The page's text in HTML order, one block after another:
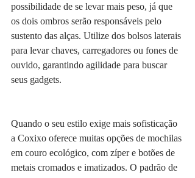
possibilidade de se levar mais peso, já que
os dois ombros serão responsáveis pelo
sustento das alças. Utilize dos bolsos laterais
para levar chaves, carregadores ou fones de
ouvido, garantindo agilidade para buscar
seus gadgets.
Quando o seu estilo exige mais sofisticação
a Coxixo oferece muitas opções de mochilas
em couro ecológico, com zíper e botões de
metais cromados e imatizados. O padrão de